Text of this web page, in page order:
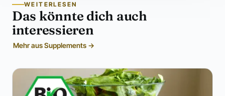
WEITERLESEN
Das könnte dich auch
interessieren
Mehr aus Supplements →